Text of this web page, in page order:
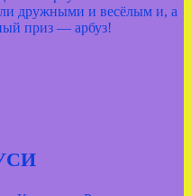
дружными и весёлым и, а
приз — арбуз!